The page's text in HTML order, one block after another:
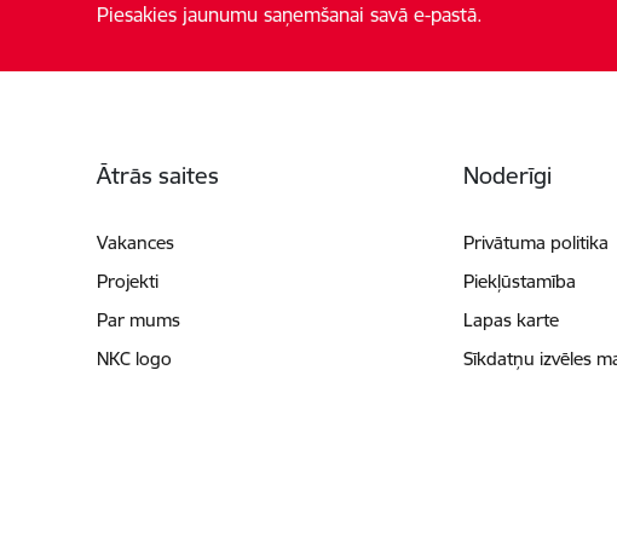
Piesakies jaunumu saņemšanai savā e-pastā.
Ātrās saites
Vakances
Projekti
Par mums
NKC logo
Noderīgi
Privātuma politika
Piekļūstamība
Lapas karte
Sīkdatņu izvēles